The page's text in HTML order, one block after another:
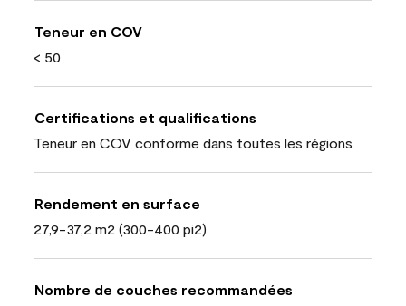
Teneur en COV
< 50
Certifications et qualifications
Teneur en COV conforme dans toutes les régions
Rendement en surface
27,9-37,2 m2 (300-400 pi2)
Nombre de couches recommandées